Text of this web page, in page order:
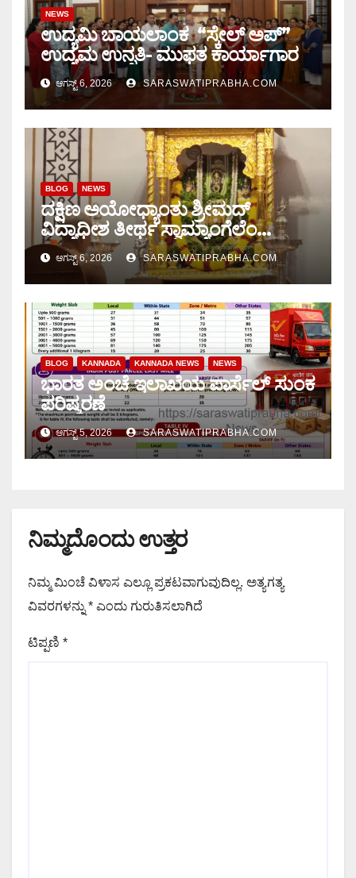
NEWS
ಉದ್ಯಮಿ ಬಾಯಲಾಂಕ “ಸ್ಕೇಲ್ ಅಪ್”
ಉದ್ಯಮ ಉನ್ನತಿ- ಮುಫತ ಕಾರ್ಯಾಗಾರ
ಆಗಸ್ಟ್ 6, 2026 SARASWATIPRABHA.COM
BLOG NEWS
ದಕ್ಷಿಣ ಅಯೋಧ್ಯಾಂತು ಶ್ರೀಮದ್
ವಿದ್ಯಾಧೀಶ ತೀರ್ಥ ಸ್ವಾಮ್ಯಾಂಗೆಲೆಂ
ಚಾತುರ್ಮಾಸ ಆರಂಭ
ಆಗಸ್ಟ್ 6, 2026 SARASWATIPRABHA.COM
BLOG KANNADA KANNADA NEWS NEWS
ಭಾರತ ಅಂಚೆ ಇಲಾಖೆಯ ಪಾರ್ಸೆಲ್ ಸುಂಕ
ಪರಿಷ್ಕರಣೆ
ಆಗಸ್ಟ್ 5, 2026 SARASWATIPRABHA.COM
ನಿಮ್ಮದೊಂದು ಉತ್ತರ
ನಿಮ್ಮ ಮಿಂಚೆ ವಿಳಾಸ ಎಲ್ಲೂ ಪ್ರಕಟವಾಗುವುದಿಲ್ಲ. ಅತ್ಯಗತ್ಯ
ವಿವರಗಳನ್ನು * ಎಂದು ಗುರುತಿಸಲಾಗಿದೆ
ಟಿಪ್ಪಣಿ *